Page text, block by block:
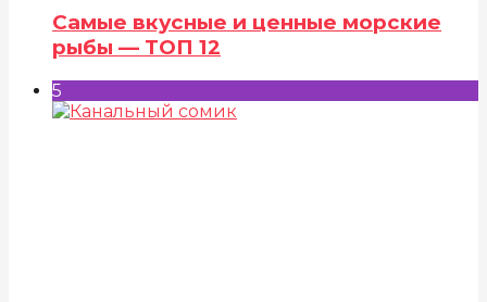
Самые вкусные и ценные морские
рыбы — ТОП 12
5